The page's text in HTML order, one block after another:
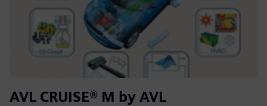
AVL CRUISE® M by AVL